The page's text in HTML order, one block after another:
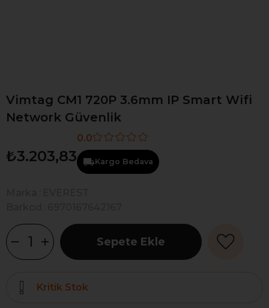
Vimtag CM1 720P 3.6mm IP Smart Wifi
Network Güvenlik
₺3.203,83
0.0
Kargo Bedava
Kritik Stok